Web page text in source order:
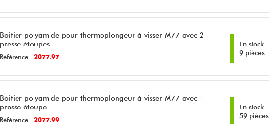
Boitier polyamide pour thermoplongeur à visser M77 avec 2
presse étoupes
Référence : 2077.97
En stock
9 pièces
Boitier polyamide pour thermoplongeur à visser M77 avec 1
presse étoupe
Référence : 2077.99
En stock
59 pièces